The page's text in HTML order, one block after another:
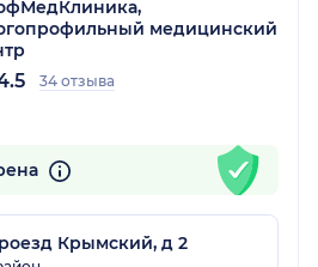
медицинский
34 отзыва
Крымский, д 2